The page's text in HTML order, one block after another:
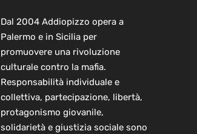
Dal 2004 Addiopizzo opera a
Palermo e in Sicilia per
promuovere una rivoluzione
culturale contro la mafia.
Responsabilità individuale e
collettiva, partecipazione, libertà,
protagonismo giovanile,
solidarietà e giustizia sociale sono